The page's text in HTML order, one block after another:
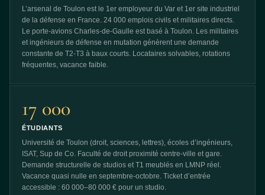
L’arsenal de Toulon est le 1er employeur du Var et 1er site industriel
de la défense en France. 24 000 emplois civils et militaires directs.
Le porte-avions Charles-de-Gaulle est basé à Toulon. Les militaires
et ingénieurs de défense en mutation génèrent une demande
constante de T2-T3 à baux courts. Locataires solvables, rotations
fréquentes, vacance faible.
17 000
ÉTUDIANTS
Université de Toulon (droit, sciences, lettres), écoles d’ingénieurs,
ISAT, Sup de Co. Faculté de droit proximité centre-ville et gare.
Demande structurelle de studios et T1 meublés en LMNP réel.
Vacance quasi nulle en septembre-octobre. Ticket d’entrée
accessible : 60 000–80 000 € pour un studio.